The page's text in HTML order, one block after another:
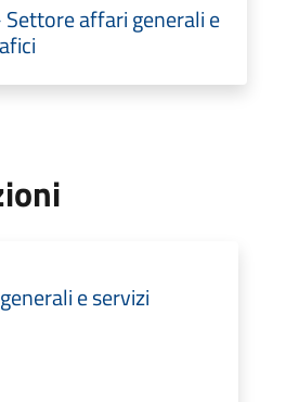
affari generali e
e servizi